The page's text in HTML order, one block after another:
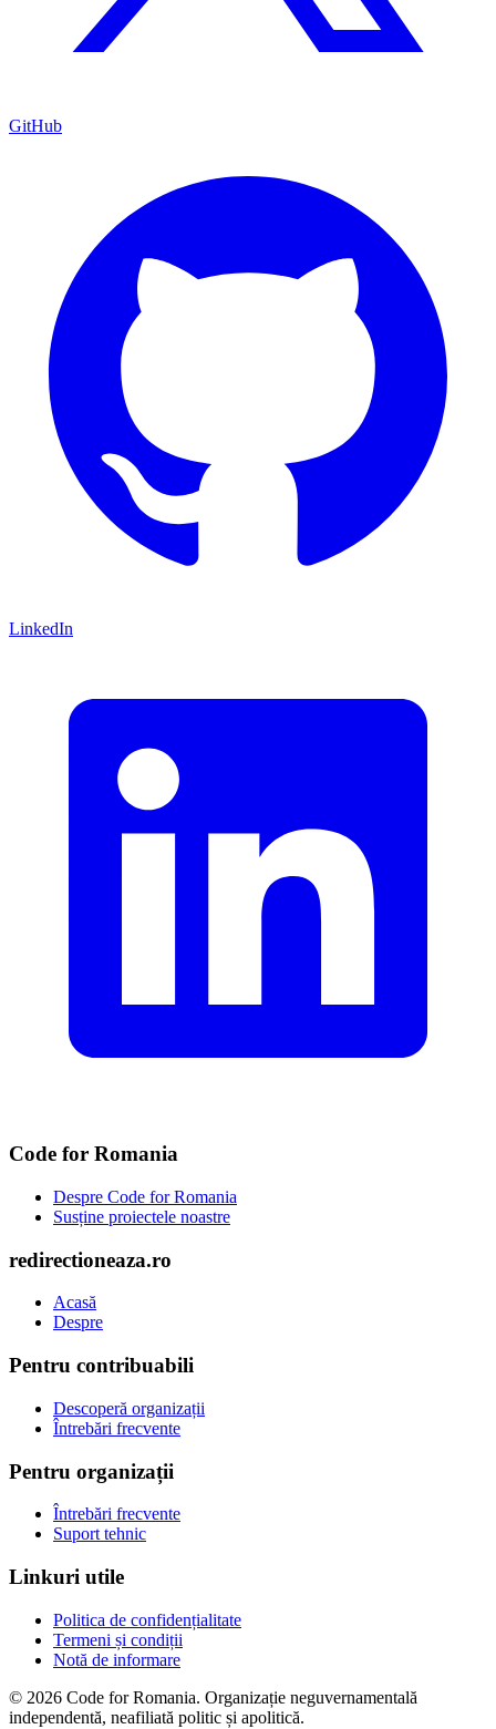
GitHub
LinkedIn
Code for Romania
Despre Code for Romania
Susține proiectele noastre
redirectioneaza.ro
Acasă
Despre
Pentru contribuabili
Descoperă organizații
Întrebări frecvente
Pentru organizații
Întrebări frecvente
Suport tehnic
Linkuri utile
Politica de confidențialitate
Termeni și condiții
Notă de informare
© 2026 Code for Romania. Organizație neguvernamentală
independentă, neafiliată politic și apolitică.